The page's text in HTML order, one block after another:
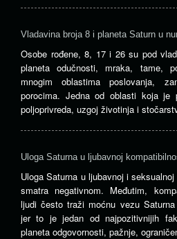
Vladavina broja 8 i planeta Saturn u
Osobe rođene, 8, 17 i 26 su pod
planeta odučnosti, mraka, tame,
mnogim oblastima poslovanja,
porocima. Jedna od oblasti koja je
poljoprivreda, uzgoj životinja i
Uloga Saturna u ljubavnoj
Uloga Saturna u ljubavnoj i
smatra negativnom. Međutim,
ljudi često traži moćnu vezu
jer to je jedan od najpozitivnijih
planeta odgovornosti, pažnje,